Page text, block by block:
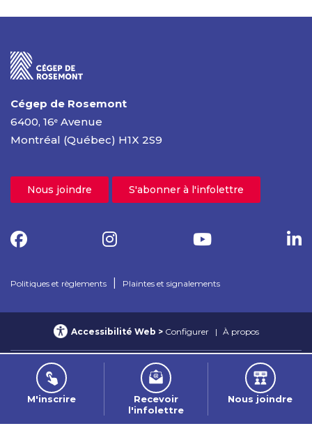
M'inscrire
Recevoir
l'infolettre
Nous joindre
Cégep de Rosemont
6400, 16e Avenue
Montréal (Québec) H1X 2S9
Nous joindre S'abonner à l'infolettre
Politiques et règlements Plaintes et signalements
© 2025 Cégep de Rosemont – Tous droits réservés
Confidentialité Web
Nétiquette
Accessibilité Web Configurer À propos